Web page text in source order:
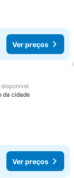
Ver preços
favoritos
da cidade
Ver preços